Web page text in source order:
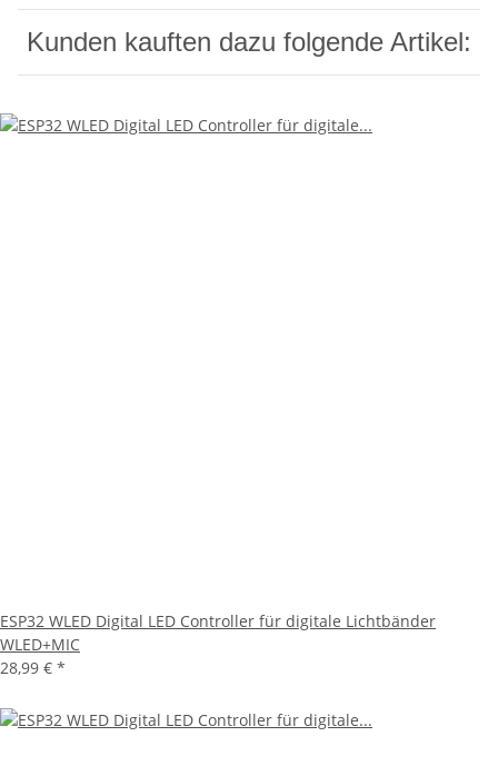
Kunden kauften dazu folgende Artikel:
ESP32 WLED Digital LED Controller für digitale Lichtbänder
WLED+MIC
28,99 € *